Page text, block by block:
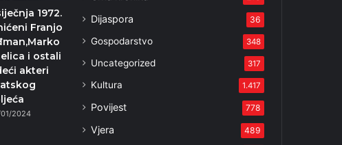
1972.
Franjo
i ostali
akteri
01/2024
Dijaspora 36
Gospodarstvo 348
Uncategorized 317
Kultura 1.417
Povijest 778
Vjera 489